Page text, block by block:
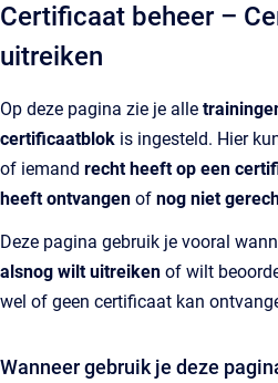
Certificaat beheer –
uitreiken
Op deze pagina zie je alle
certificaatblok is ingesteld. Hier
of iemand recht heeft op een
heeft ontvangen of nog niet
Deze pagina gebruik je vooral
alsnog wilt uitreiken of wilt
wel of geen certificaat kan
Wanneer gebruik je deze